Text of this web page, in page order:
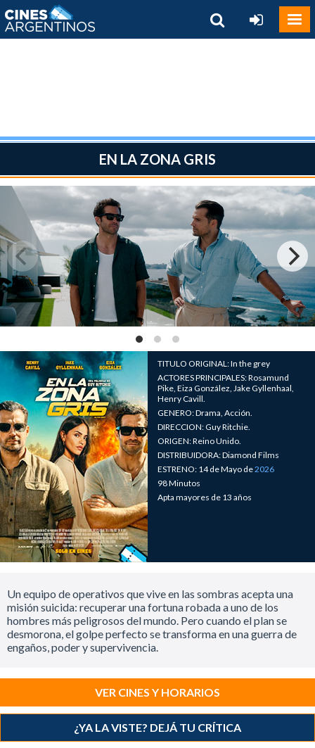
EN LA ZONA GRIS
TITULO ORIGINAL: In the grey
ACTORES PRINCIPALES: Rosamund
Pike, Eiza González, Jake Gyllenhaal,
Henry Cavill.
GENERO: Drama, Acción.
DIRECCION: Guy Ritchie.
ORIGEN: Reino Unido.
DISTRIBUIDORA: Diamond Films
ESTRENO: 14 de Mayo de2026
98 Minutos
Apta mayores de 13 años
Un equipo de operativos que vive en las sombras acepta una
misión suicida: recuperar una fortuna robada a uno de los
hombres más peligrosos del mundo. Pero cuando el plan se
desmorona, el golpe perfecto se transforma en una guerra de
engaños, poder y supervivencia.
VER CINES Y HORARIOS
¿YA LA VISTE? DEJÁ TU CRÍTICA